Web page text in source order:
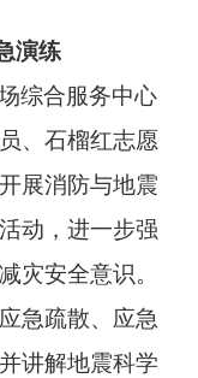
演练
综合服务中心
、石榴红志愿
展消防与地震
动，进一步强
灾安全意识。
急疏散、应急
讲解地震科学